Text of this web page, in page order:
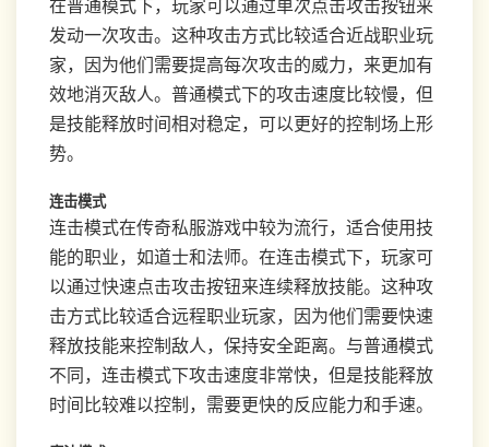
在普通模式下，玩家可以通过单次点击攻击按钮来
发动一次攻击。这种攻击方式比较适合近战职业玩
家，因为他们需要提高每次攻击的威力，来更加有
效地消灭敌人。普通模式下的攻击速度比较慢，但
是技能释放时间相对稳定，可以更好的控制场上形
势。
连击模式
连击模式在传奇私服游戏中较为流行，适合使用技
能的职业，如道士和法师。在连击模式下，玩家可
以通过快速点击攻击按钮来连续释放技能。这种攻
击方式比较适合远程职业玩家，因为他们需要快速
释放技能来控制敌人，保持安全距离。与普通模式
不同，连击模式下攻击速度非常快，但是技能释放
时间比较难以控制，需要更快的反应能力和手速。